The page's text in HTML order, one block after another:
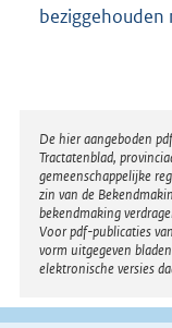
beziggehouden
Disclaimer
De hier aangeboden
Tractatenblad,
gemeenschappelijke
zin van de
bekendmaking
Voor pdf-publicaties
vorm uitgegeven
elektronische versies